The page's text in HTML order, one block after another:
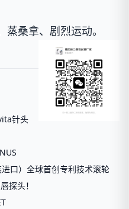
蒸桑拿、剧烈运动。
针头
口）全球首创专利技术滚轮
探头！